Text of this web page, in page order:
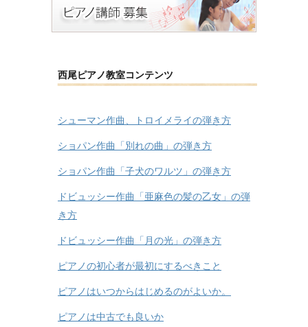
西尾ピアノ教室コンテンツ
シューマン作曲、トロイメライの弾き方
ショパン作曲「別れの曲」の弾き方
ショパン作曲「子犬のワルツ」の弾き方
ドビュッシー作曲「亜麻色の髪の乙女」の弾
き方
ドビュッシー作曲「月の光」の弾き方
ピアノの初心者が最初にするべきこと
ピアノはいつからはじめるのがよいか。
ピアノは中古でも良いか